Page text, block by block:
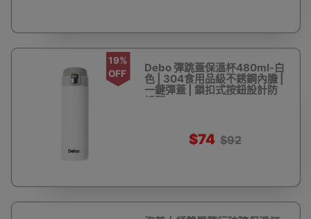
19%
OFF
Debo 彈跳蓋保溫杯480ml-白
色 | 304食用品級不銹鋼內膽 |
一鍵彈蓋 | 鎖扣式按鈕設計防
誤開
$74 $92